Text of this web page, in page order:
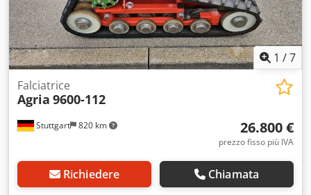
1 /7
Stuttgart 820 km
Falciatrice
Agria 9600-112
26.800 €
prezzo fisso più IVA
Richiedere Chiamata